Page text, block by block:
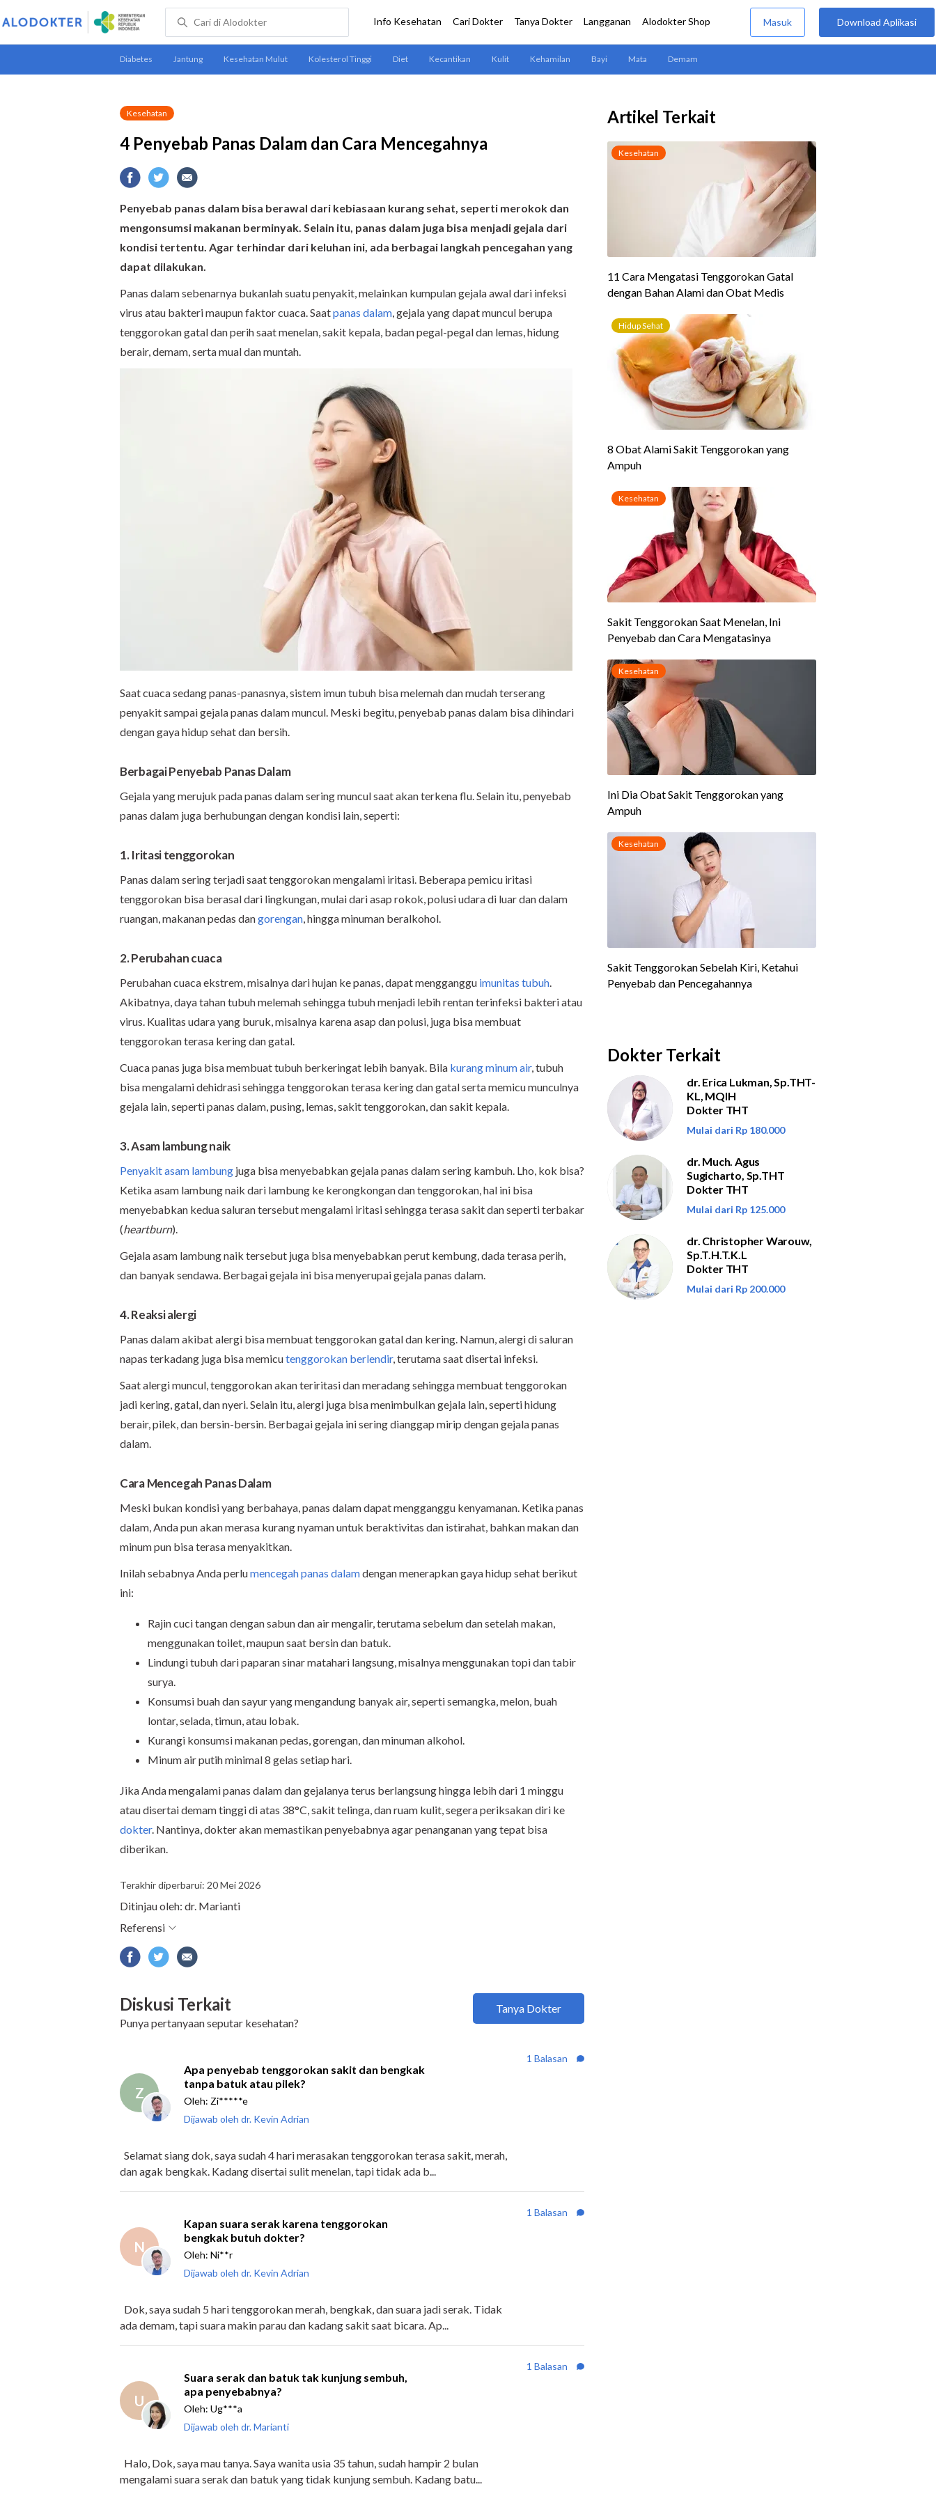
Kesehatan
4 Penyebab Panas Dalam dan Cara Mencegahnya
Penyebab panas dalam bisa berawal dari kebiasaan kurang sehat, seperti merokok dan
mengonsumsi makanan berminyak. Selain itu, panas dalam juga bisa menjadi gejala dari
kondisi tertentu. Agar terhindar dari keluhan ini, ada berbagai langkah pencegahan yang
dapat dilakukan.
Panas dalam sebenarnya bukanlah suatu penyakit, melainkan kumpulan gejala awal dari infeksi
virus atau bakteri maupun faktor cuaca. Saatpanas dalam, gejala yang dapat muncul berupa
tenggorokan gatal dan perih saat menelan, sakit kepala, badan pegal-pegal dan lemas, hidung
berair, demam, serta mual dan muntah.
Saat cuaca sedang panas-panasnya, sistem imun tubuh bisa melemah dan mudah terserang
penyakit sampai gejala panas dalam muncul. Meski begitu, penyebab panas dalam bisa dihindari
dengan gaya hidup sehat dan bersih.
Berbagai Penyebab Panas Dalam
Gejala yang merujuk pada panas dalam sering muncul saat akan terkena flu. Selain itu, penyebab
panas dalam juga berhubungan dengan kondisi lain, seperti:
1. Iritasi tenggorokan
Panas dalam sering terjadi saat tenggorokan mengalami iritasi. Beberapa pemicu iritasi
tenggorokan bisa berasal dari lingkungan, mulai dari asap rokok, polusi udara di luar dan dalam
ruangan, makanan pedas dangorengan, hingga minuman beralkohol.
2. Perubahan cuaca
Perubahan cuaca ekstrem, misalnya dari hujan ke panas, dapat mengganggu imunitas tubuh.
Akibatnya, daya tahan tubuh melemah sehingga tubuh menjadi lebih rentan terinfeksi bakteri atau
virus. Kualitas udara yang buruk, misalnya karena asap dan polusi, juga bisa membuat
tenggorokan terasa kering dan gatal.
Cuaca panas juga bisa membuat tubuh berkeringat lebih banyak. Bila kurang minum air, tubuh
bisa mengalami dehidrasi sehingga tenggorokan terasa kering dan gatal serta memicu munculnya
gejala lain, seperti panas dalam, pusing, lemas, sakit tenggorokan, dan sakit kepala.
3. Asam lambung naik
Penyakit asam lambung juga bisa menyebabkan gejala panas dalam sering kambuh. Lho, kok bisa?
Ketika asam lambung naik dari lambung ke kerongkongan dan tenggorokan, hal ini bisa
menyebabkan kedua saluran tersebut mengalami iritasi sehingga terasa sakit dan seperti terbakar
(heartburn).
Gejala asam lambung naik tersebut juga bisa menyebabkan perut kembung, dada terasa perih,
dan banyak sendawa. Berbagai gejala ini bisa menyerupai gejala panas dalam.
4. Reaksi alergi
Panas dalam akibat alergi bisa membuat tenggorokan gatal dan kering. Namun, alergi di saluran
napas terkadang juga bisa memicutenggorokan berlendir, terutama saat disertai infeksi.
Saat alergi muncul, tenggorokan akan teriritasi dan meradang sehingga membuat tenggorokan
jadi kering, gatal, dan nyeri. Selain itu, alergi juga bisa menimbulkan gejala lain, seperti hidung
berair, pilek, dan bersin-bersin. Berbagai gejala ini sering dianggap mirip dengan gejala panas
dalam.
Cara Mencegah Panas Dalam
Meski bukan kondisi yang berbahaya, panas dalam dapat mengganggu kenyamanan. Ketika panas
dalam, Anda pun akan merasa kurang nyaman untuk beraktivitas dan istirahat, bahkan makan dan
minum pun bisa terasa menyakitkan.
Inilah sebabnya Anda perlumencegah panas dalamdengan menerapkan gaya hidup sehat berikut
ini:
Rajin cuci tangan dengan sabun dan air mengalir, terutama sebelum dan setelah makan,
menggunakan toilet, maupun saat bersin dan batuk.
Lindungi tubuh dari paparan sinar matahari langsung, misalnya menggunakan topi dan tabir
surya.
Konsumsi buah dan sayur yang mengandung banyak air, seperti semangka, melon, buah
lontar, selada, timun, atau lobak.
Kurangi konsumsi makanan pedas, gorengan, dan minuman alkohol.
Minum air putih minimal 8 gelas setiap hari.
Jika Anda mengalami panas dalam dan gejalanya terus berlangsung hingga lebih dari 1 minggu
atau disertai demam tinggi di atas 38°C, sakit telinga, dan ruam kulit, segera periksakan diri ke
dokter. Nantinya, dokter akan memastikan penyebabnya agar penanganan yang tepat bisa
diberikan.
Terakhir diperbarui: 20 Mei 2026
Artikel Terkait
Dokter Terkait